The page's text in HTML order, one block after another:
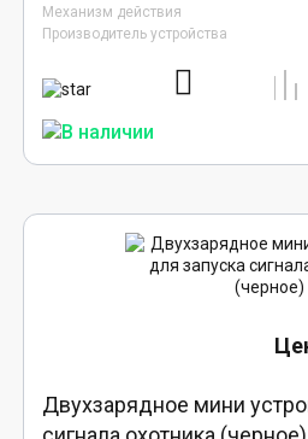
Механизм действия
Производитель устройства
Двухзарядное мини